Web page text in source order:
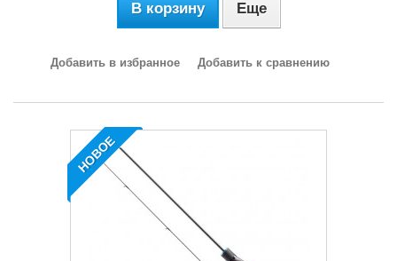
В корзину Еще
Добавить в избранное Добавить к сравнению
НОВОЕ